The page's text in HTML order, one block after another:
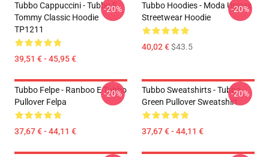
Tubbo Cappuccini - Tubbo E
Tommy Classic Hoodie
TP1211
39,51 € - 45,95 €
-20%
Tubbo Hoodies - Moda Unisex
Streetwear Hoodie
40,02 €$43.5
-20%
Tubbo Felpe - Ranboo E Tubbo
Pullover Felpa
37,67 € - 44,11 €
-20%
Tubbo Sweatshirts - Tubbo
Green Pullover Sweatshirt
37,67 € - 44,11 €
-20%